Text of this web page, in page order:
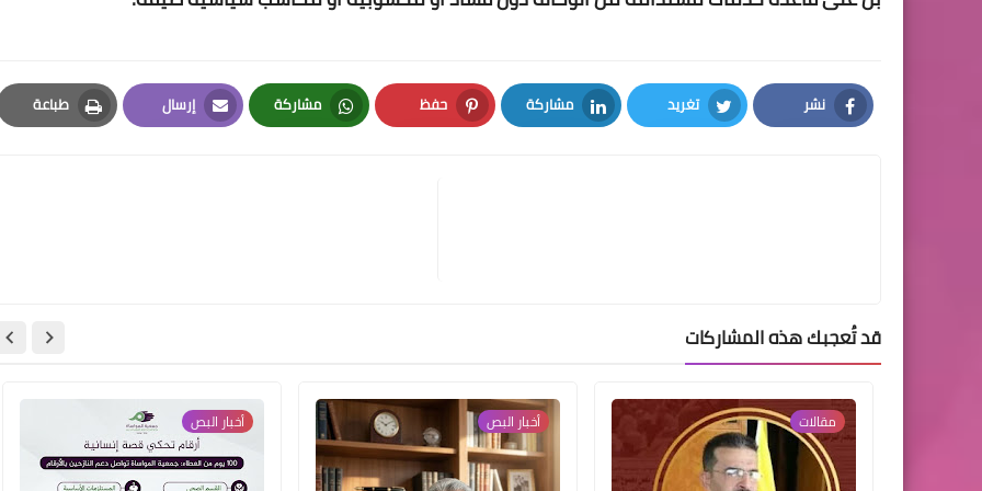
نشر
Facebook
تغريد
Twitter
مشاركة
LinkedIn
حفظ
Pinterest
مشاركة
Whatsapp
إرسال
Email
طباعة
Print
قد تُعجبك هذه المشاركات
مقالات أخبار البص‏ أخبار البص‏
16 يناير 2018